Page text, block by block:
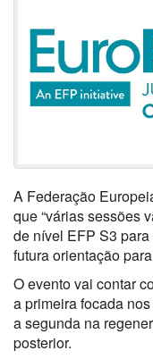
A Federação
que “várias sessões
de nível EFP S3
futura orientação
O evento vai contar
a primeira focada
a segunda na
posterior.